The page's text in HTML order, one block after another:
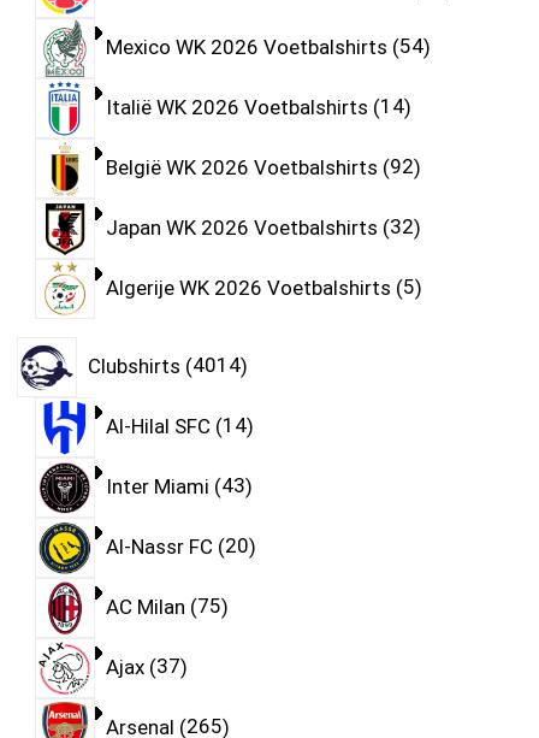
Mexico WK 2026 Voetbalshirts 54
Italië WK 2026 Voetbalshirts 14
België WK 2026 Voetbalshirts 92
Japan WK 2026 Voetbalshirts 32
Algerije WK 2026 Voetbalshirts 5
Clubshirts 4014
Al-Hilal SFC 14
Inter Miami 43
Al-Nassr FC 20
AC Milan 75
Ajax 37
Arsenal 265